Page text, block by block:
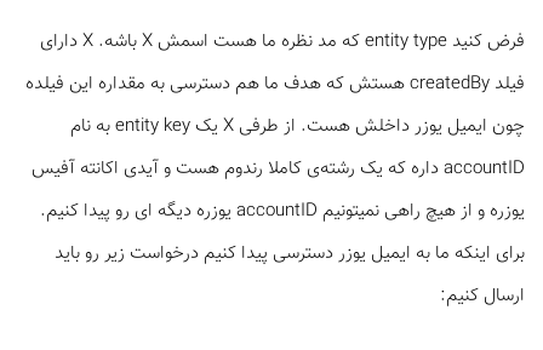
فرض کنید entity type که مد نظره ما هست اسمش X
باشه. X دارای
فیلد createdBy هستش که هدف ما هم دسترسی به مقداره این فیلده
چون ایمیل یوزر داخلش هست. از طرفی X یک entity key به نام
accountID داره که یک رشته‌ی کاملا رندوم هست و آیدی اکانته آفیس
یوزره و از هیچ راهی نمیتونیم accountID یوزره دیگه ای رو پیدا کنیم.
برای اینکه ما به ایمیل یوزر دسترسی پیدا کنیم درخواست زیر رو باید
ارسال کنیم: